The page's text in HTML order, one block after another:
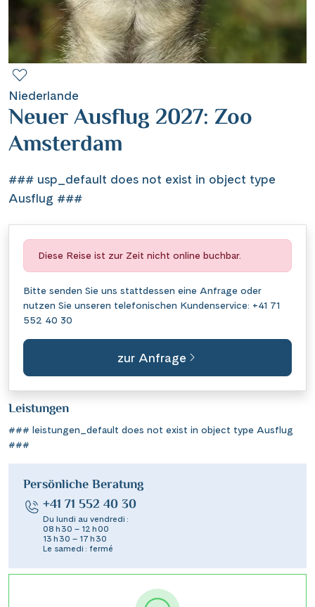
Hotline +41 71 552 40 30CH
Niederlande
Neuer Ausflug 2027: Zoo
Amsterdam
### usp_default does not exist in object type
Ausflug ###
Diese Reise ist zur Zeit nicht online buchbar.
Bitte senden Sie uns stattdessen eine Anfrage oder
nutzen Sie unseren telefonischen Kundenservice: +41 71
552 40 30
zur Anfrage
Leistungen
### leistungen_default does not exist in object type Ausflug
###
Persönliche Beratung
+41 71 552 40 30
Du lundi au vendredi :
08 h 30 – 12 h 00
13 h 30 – 17 h 30
Le samedi : fermé